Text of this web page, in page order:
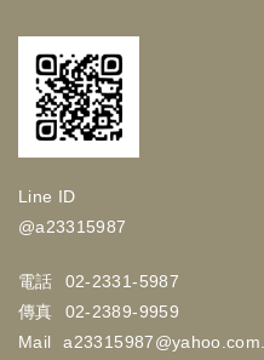
Line ID
@a23315987
電話
02-2331-5987
傳真
02-2389-9959
Mail